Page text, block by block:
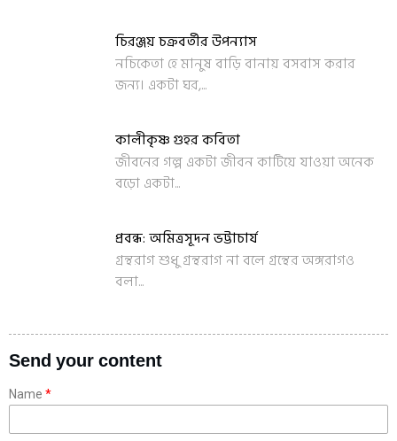
চিরঞ্জয় চক্রবর্তীর উপন্যাস
নচিকেতা হে মানুষ বাড়ি বানায় বসবাস করার
জন্য। একটা ঘর,...
কালীকৃষ্ণ গুহর কবিতা
জীবনের গল্প একটা জীবন কাটিয়ে যাওয়া অনেক
বড়ো একটা...
প্রবন্ধ: অমিত্রসূদন ভট্টাচার্য
গ্রন্থরাগ শুধু গ্রন্থরাগ না বলে গ্রন্থের অঙ্গরাগও
বলা...
Send your content
Name